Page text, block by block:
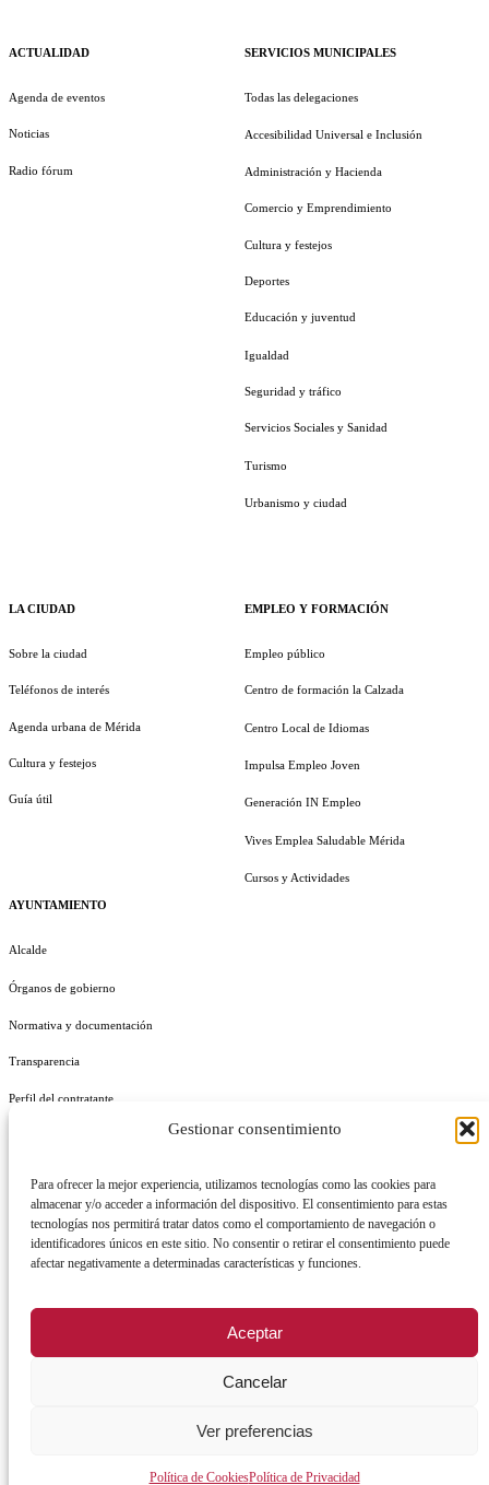
Gestionar consentimiento
Para ofrecer la mejor experiencia, utilizamos tecnologías como las cookies para
almacenar y/o acceder a información del dispositivo. El consentimiento para estas
tecnologías nos permitirá tratar datos como el comportamiento de navegación o
identificadores únicos en este sitio. No consentir o retirar el consentimiento puede
afectar negativamente a determinadas características y funciones.
Aceptar
Cancelar
Ver preferencias
Política de CookiesPolítica de Privacidad
ACTUALIDAD
Agenda de eventos
Noticias
Radio fórum
LA CIUDAD
Sobre la ciudad
Teléfonos de interés
Agenda urbana de Mérida
Cultura y festejos
Guía útil
AYUNTAMIENTO
Alcalde
Órganos de gobierno
Normativa y documentación
Transparencia
Perfil del contratante
SERVICIOS MUNICIPALES
Todas las delegaciones
Accesibilidad Universal e Inclusión
Administración y Hacienda
Comercio y Emprendimiento
Cultura y festejos
Deportes
Educación y juventud
Igualdad
Seguridad y tráfico
Servicios Sociales y Sanidad
Turismo
Urbanismo y ciudad
EMPLEO Y FORMACIÓN
Empleo público
Centro de formación la Calzada
Centro Local de Idiomas
Impulsa Empleo Joven
Generación IN Empleo
Vives Emplea Saludable Mérida
Cursos y Actividades
REGISTRO DE ACTIVIDADES DE TRATAMIENTO